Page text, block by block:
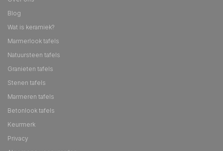
Blog
Wat is keramiek?
Marmerlook tafels
Natuursteen tafels
Granieten tafels
Stenen tafels
Marmeren tafels
Betonlook tafels
Keurmerk
Privacy